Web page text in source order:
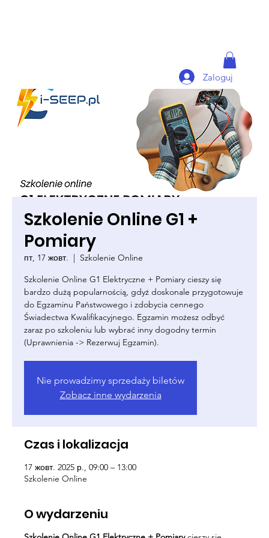
Zaloguj
Szkolenie Online G1 +
Pomiary
пт, 17 жовт.
  |
Szkolenie Online
Szkolenie Online G1 Elektryczne + Pomiary cieszy się
bardzo dużą popularnością, gdyż doskonale przygotowuje
do Egzaminu Państwowego i zdobycia cennego
Świadectwa Kwalifikacyjnego. Egzamin możesz odbyć
zaraz po szkoleniu lub wybrać inny dogodny termin
(Uprawnienia -> Rezerwuj Egzamin).
Nie prowadzimy sprzedaży biletów
Zobacz inne wydarzenia
Czas i lokalizacja
17 жовт. 2025 р., 09:00 – 13:00
Szkolenie Online
O wydarzeniu